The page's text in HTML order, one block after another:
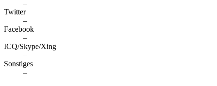
–
Twitter
–
Facebook
–
ICQ/Skype/Xing
–
Sonstiges
–